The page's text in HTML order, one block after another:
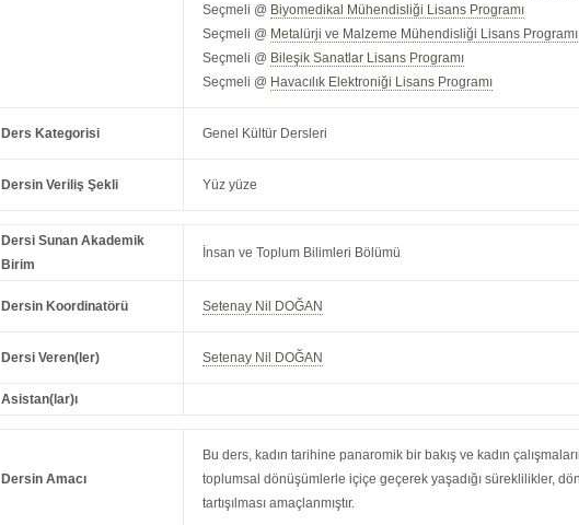
Seçmeli @ Biyomedikal Mühendisliği Lisans Programı
Seçmeli @ Metalürji ve Malzeme Mühendisliği Lisans
Seçmeli @ Bileşik Sanatlar Lisans Programı
Seçmeli @ Havacılık Elektroniği Lisans Programı
Ders Kategorisi Genel Kültür Dersleri
Dersin Veriliş Şekli Yüz yüze
Dersi Sunan Akademik
Birim
İnsan ve Toplum Bilimleri Bölümü
Dersin Koordinatörü Setenay Nil DOĞAN
Dersi Veren(ler) Setenay Nil DOĞAN
Asistan(lar)ı
Dersin Amacı
Bu ders, kadın tarihine panaromik bir bakış ve kadın
toplumsal dönüşümlerle içiçe geçerek yaşadığı süreklilikler,
tartışılması amaçlanmıştır.